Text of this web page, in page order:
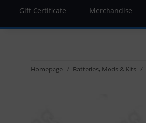
Gift Certificate Merchandise
Homepage Batteries, Mods & Kits